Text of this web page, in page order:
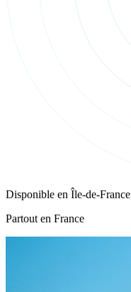
Disponible en Île-de-France
Partout en France